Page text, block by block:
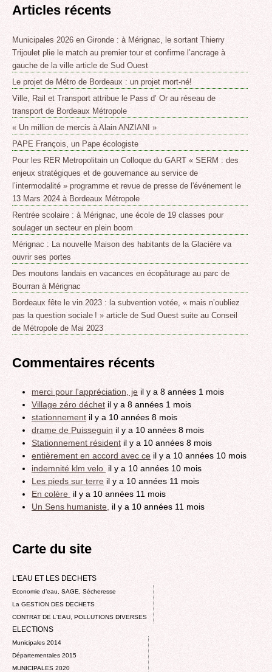
Articles récents
Municipales 2026 en Gironde : à Mérignac, le sortant Thierry
Trijoulet plie le match au premier tour et confirme l’ancrage à
gauche de la ville article de Sud Ouest
Le projet de Métro de Bordeaux : un projet mort-né!
Ville, Rail et Transport attribue le Pass d’ Or au réseau de
transport de Bordeaux Métropole
« Un million de mercis à Alain ANZIANI »
PAPE François, un Pape écologiste
Pour les RER Metropolitain un Colloque du GART « SERM : des
enjeux stratégiques et de gouvernance au service de
l’intermodalité » programme et revue de presse de l'événement le
13 Mars 2024 à Bordeaux Métropole
Rentrée scolaire : à Mérignac, une école de 19 classes pour
soulager un secteur en plein boom
Mérignac : La nouvelle Maison des habitants de la Glacière va
ouvrir ses portes
Des moutons landais en vacances en écopâturage au parc de
Bourran à Mérignac
Bordeaux fête le vin 2023 : la subvention votée, « mais n’oubliez
pas la question sociale ! » article de Sud Ouest suite au Conseil
de Métropole de Mai 2023
Commentaires récents
merci pour l'appréciation, je il y a 8 années 1 mois
Village zéro déchet il y a 8 années 1 mois
stationnement il y a 10 années 8 mois
drame de Puisseguin il y a 10 années 8 mois
Stationnement résident il y a 10 années 8 mois
entièrement en accord avec ce il y a 10 années 10 mois
indemnité klm velo il y a 10 années 10 mois
Les pieds sur terre il y a 10 années 11 mois
En colère il y a 10 années 11 mois
Un Sens humaniste, il y a 10 années 11 mois
Carte du site
L'EAU ET LES DECHETS
Economie d’eau, SAGE, Sécheresse
La GESTION DES DECHETS
CONTRAT DE L'EAU, POLLUTIONS DIVERSES
ELECTIONS
Municipales 2014
Départementales 2015
MUNICIPALES 2020